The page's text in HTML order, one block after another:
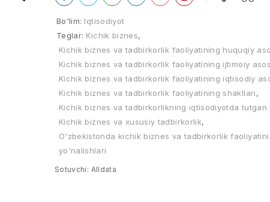
Bo'lim: Iqtisodiyot
Teglar: Kichik biznes,
Kichik biznes va tadbirkorlik faoliyatining huquqiy
Kichik biznes va tadbirkorlik faoliyatining ijtimoiy
Kichik biznes va tadbirkorlik faoliyatining iqtisodiy
Kichik biznes va tadbirkorlik faoliyatining shakllari,
Kichik biznes va tadbirkorlikning iqtisodiyotda tutgan
Kichik biznes va xususiy tadbirkorlik,
O'zbekistonda kichik biznes va tadbirkorlik
yo'nalishlari
Sotuvchi: Alldata